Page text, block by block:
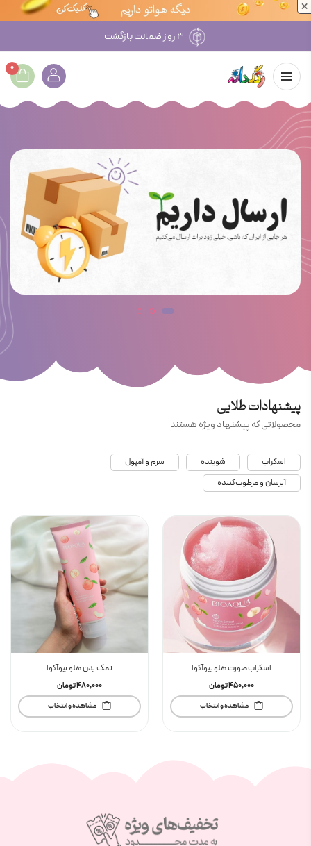
×
۳ روز ضمانت بازگشت
0
پیشنهادات طلایی
محصولاتی که پیشنهاد ویژه هستند
اسکراب صورت هلو بیوآکوا
450,000تومان
مشاهده و انتخاب
نمک بدن هلو بیوآکوا
480,000تومان
مشاهده و انتخاب